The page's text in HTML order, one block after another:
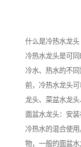
什么是冷热水龙头
冷热水龙头是可
冷水、热水的不
前，冷热水龙头
龙头、菜盆水龙头
面盆水龙头：安
冷热水的混合使
物，一般的面盆